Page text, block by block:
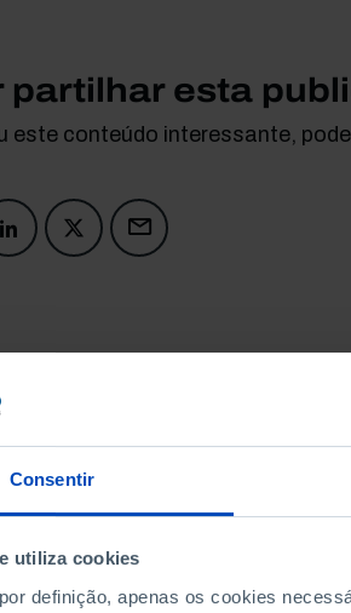
Consentir
utiliza cookies
definição, apenas os cookies
partilhar esta
este conteúdo interessante,